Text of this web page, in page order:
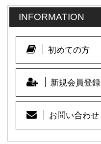
INFORMATION
初めての方
新規会員登録
お問い合わせ